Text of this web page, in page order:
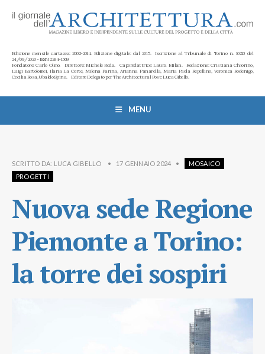
Edizione mensile cartacea: 2002-2014. Edizione digitale: dal 2015. Iscrizione al Tribunale di Torino n. 10213 del
24/09/2020 - ISSN 2284-1369
Fondatore: Carlo Olmo. Direttore: Michele Roda. Caporedattrice: Laura Milan. Redazione: Cristiana Chiorino,
Luigi Bartolomei, Ilaria La Corte, Milena Farina, Arianna Panarella, Maria Paola Repellino, Veronica Rodenigo,
Cecilia Rosa, Ubaldo Spina. Editore Delegato per The Architectural Post: Luca Gibello.
MENU
SCRITTO DA: LUCA GIBELLO • 17 GENNAIO 2024 •
MOSAICO
PROGETTI
Nuova sede Regione
Piemonte a Torino:
la torre dei sospiri